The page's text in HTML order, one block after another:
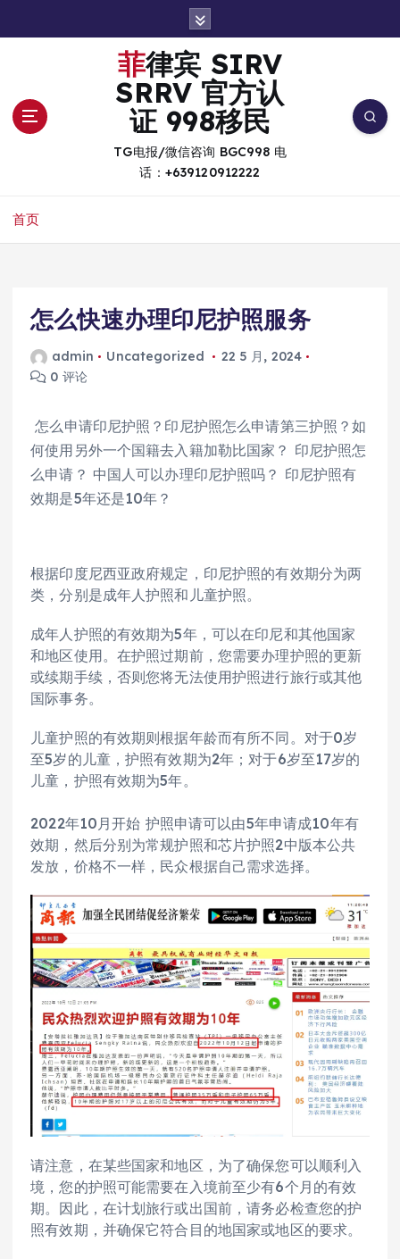
菲律宾 SIRV
SRRV 官方认
证 998移民
TG电报/微信咨询 BGC998 电
话：+639120912222
首页
怎么快速办理印尼护照服务
admin Uncategorized
22 5 月, 2024
0 评论
怎么申请印尼护照？印尼护照怎么申请第三护照？如
何使用另外一个国籍去入籍加勒比国家？ 印尼护照怎
么申请？ 中国人可以办理印尼护照吗？ 印尼护照有
效期是5年还是10年？
根据印度尼西亚政府规定，印尼护照的有效期分为两
类，分别是成年人护照和儿童护照。
成年人护照的有效期为5年，可以在印尼和其他国家
和地区使用。在护照过期前，您需要办理护照的更新
或续期手续，否则您将无法使用护照进行旅行或其他
国际事务。
儿童护照的有效期则根据年龄而有所不同。对于0岁
至5岁的儿童，护照有效期为2年；对于6岁至17岁的
儿童，护照有效期为5年。
2022年10月开始 护照申请可以由5年申请成10年有
效期，然后分别为常规护照和芯片护照2中版本公共
发放，价格不一样，民众根据自己需求选择。
请注意，在某些国家和地区，为了确保您可以顺利入
境，您的护照可能需要在入境前至少有6个月的有效
期。因此，在计划旅行或出国前，请务必检查您的护
照有效期，并确保它符合目的地国家或地区的要求。